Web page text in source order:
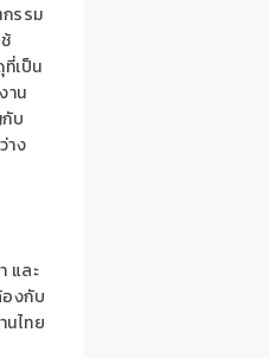
รรม
เป็น
าน
บ
าง
และ
งกับ
นไทย